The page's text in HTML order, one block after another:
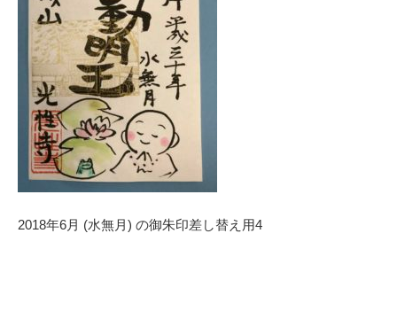
2018年6月 (水無月) の御朱印差し替え用4